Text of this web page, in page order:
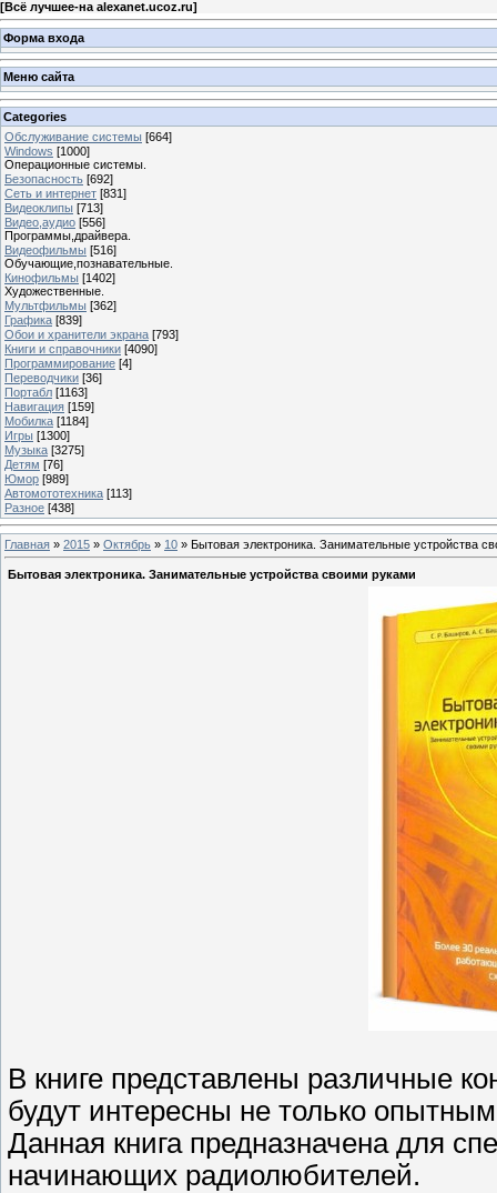
[Всё лучшее-на alexanet.ucoz.ru]
Форма входа
Меню сайта
Categories
Обслуживание системы [664]
Windows [1000]
Операционные системы.
Безопасность [692]
Сеть и интернет [831]
Видеоклипы [713]
Видео,аудио [556]
Программы,драйвера.
Видеофильмы [516]
Обучающие,познавательные.
Кинофильмы [1402]
Художественные.
Мультфильмы [362]
Графика [839]
Обои и хранители экрана [793]
Книги и справочники [4090]
Программирование [4]
Переводчики [36]
Портабл [1163]
Навигация [159]
Мобилка [1184]
Игры [1300]
Музыка [3275]
Детям [76]
Юмор [989]
Автомототехника [113]
Разное [438]
Главная » 2015 » Октябрь » 10 » Бытовая электроника. Занимательные устройства
Бытовая электроника. Занимательные устройства своими руками
В книге представлены различные
будут интересны не только
Данная книга предназначена для
начинающих радиолюбителей.